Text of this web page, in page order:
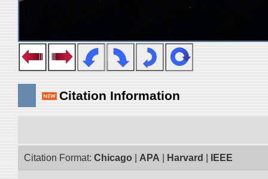
Citation Information
Citation Format: Chicago APA Harvard IEEE